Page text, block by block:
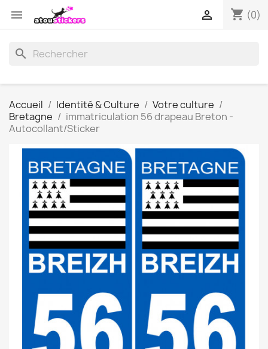
 shopping_cart (0)

search
Accueil Identité & Culture
Votre culture
Bretagne
immatriculation 56 drapeau Breton -
Autocollant/Sticker